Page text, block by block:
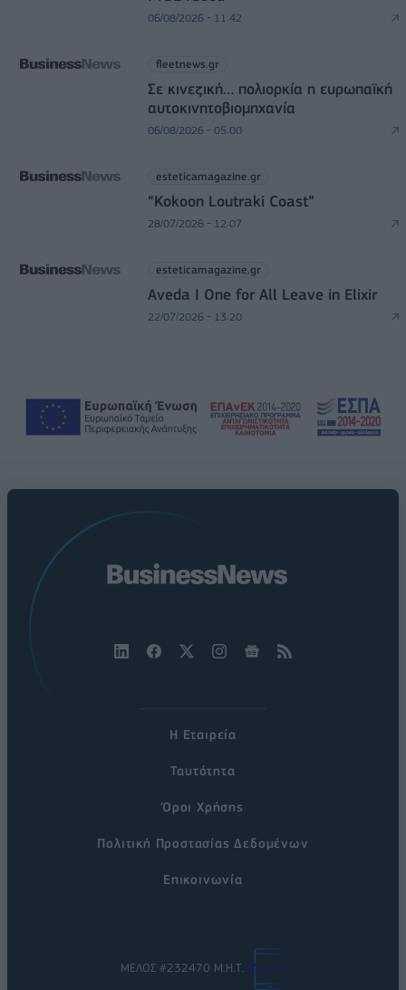
06/08/2026 - 11:42
fleetnews.gr
Σε κινεζική… πολιορκία η ευρωπαϊκή
αυτοκινητοβιομηχανία
06/08/2026 - 05:00
esteticamagazine.gr
“Kokoon Loutraki Coast”
28/07/2026 - 12:07
esteticamagazine.gr
Aveda I One for All Leave in Elixir
22/07/2026 - 13:20
Η Εταιρεία
Ταυτότητα
Όροι Χρήσης
Πολιτική Προστασίας Δεδομένων
Επικοινωνία
ΜΕΛΟΣ #232470 Μ.Η.Τ.